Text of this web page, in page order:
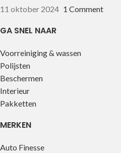
11 oktober 2024 1 Comment
GA SNEL NAAR
Voorreiniging & wassen
Polijsten
Beschermen
Interieur
Pakketten
MERKEN
Auto Finesse